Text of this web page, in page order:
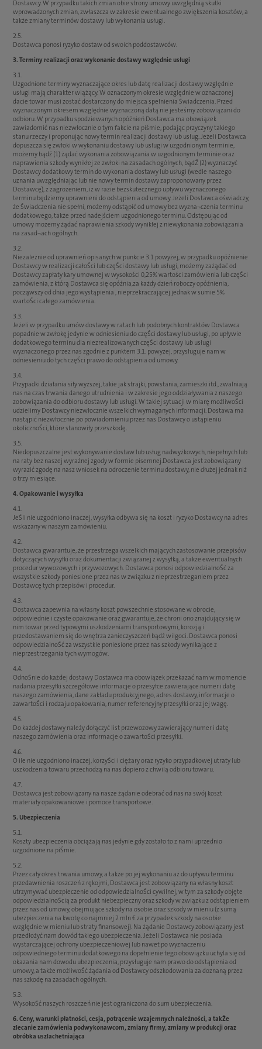
Dostawcy. W przypadku takich zmian obie strony umowy uwzględnią skutki
wprowadzonych zmian, zwłaszcza w zakresie ewentualnego zwiększenia kosztów, a
także zmiany terminów dostawy lub wykonania usługi.
2.5.
Dostawca ponosi ryzyko dostaw od swoich poddostawców.
3. Terminy realizacji oraz wykonanie dostawy względnie usługi
3.1.
Uzgodnione terminy wyznaczające okres lub datę realizacji dostawy względnie
usługi mają charakter wiążący. W oznaczonym okresie względnie w oznaczonej
dacie towar musi zostać dostarczony do miejsca spełnienia Świadczenia. Przed
wyznaczonym okresem względnie wyznaczoną datą nie jesteśmy zobowiązani do
odbioru. W przypadku spodziewanych opóźnień Dostawca ma obowiązek
zawiadomić nas niezwłocznie o tym fakcie na piśmie, podając przyczyny takiego
stanu rzeczy i proponując nowy termin realizacji dostawy lub usług. Jeżeli Dostawca
dopuszcza się zwłoki w wykonaniu dostawy lub usługi w uzgodnionym terminie,
możemy bądź (1) żądać wykonania zobowiązania w uzgodnionym terminie oraz
naprawienia szkody wynikłej ze zwłoki na zasadach ogólnych, bądŹ (2) wyznaczyć
Dostawcy dodatkowy termin do wykonania dostawy lub usługi (wedle naszego
uznania uwzględniając lub nie nowy termin dostawy zaproponowany przez
Dostawcę), z zagrożeniem, iż w razie bezskutecznego upływu wyznaczonego
terminu będziemy uprawnieni do odstąpienia od umowy. Jeżeli Dostawca oświadczy,
że Świadczenia nie spełni, możemy odstąpić od umowy bez wyzna¬czenia terminu
dodatkowego, także przed nadejściem uzgodnionego terminu. Odstępując od
umowy możemy żądać naprawienia szkody wynikłej z niewykonania zobowiązania
na zasad¬ach ogólnych.
3.2.
Niezależnie od uprawnień opisanych w punkcie 3.1 powyżej, w przypadku opóźnienie
Dostawcy w realizacji całoŚci lub częŚci dostawy lub usługi, możemy zażądać od
Dostawcy zapłaty kary umownej w wysokości 0,25% wartości zamówienia lub częŚci
zamówienia, z którą Dostawca się opóźnia,za każdy dzień roboczy opóźnienia,
począwszy od dnia jego wystąpienia , nieprzekraczającej jednak w sumie 5%
wartoŚci całego zamówienia.
3.3.
Jeżeli w przypadku umów dostawy w ratach lub podobnych kontraktów Dostawca
popadnie w zwłokę jedynie w odniesieniu do częŚci dostawy lub usługi, po upływie
dodatkowego terminu dla niezrealizowanych częŚci dostawy lub usługi
wyznaczonego przez nas zgodnie z punktem 3.1. powyżej, przysługuje nam w
odniesieniu do tych częŚci prawo do odstąpienia od umowy.
3.4.
Przypadki działania siły wyższej, takie jak strajki, powstania, zamieszki itd., zwalniają
nas na czas trwania danego utrudnienia i w zakresie jego oddziaływania z naszego
zobowiązania do odbioru dostawy lub usługi. W takiej sytuacji w miarę możliwoŚci
udzielimy Dostawcy niezwłocznie wszelkich wymaganych informacji. Dostawa ma
nastąpić niezwłocznie po powiadomieniu przez nas Dostawcy o ustąpieniu
okolicznoŚci, które stanowiły przeszkodę.
3.5.
Niedopuszczalne jest wykonywanie dostaw lub usług nadwyżkowych, niepełnych lub
na raty bez naszej wyraźnej zgody w formie pisemnej.Dostawca jest zobowiązany
wyrazić zgodę na nasz wniosek na odroczenie terminu dostawy, nie dłużej jednak niż
o trzy miesiące.
4. Opakowanie i wysyłka
4.1.
JeŚli nie uzgodniono inaczej, wysyłka odbywa się na koszt i ryzyko Dostawcy na adres
wskazany w naszym zamówieniu.
4.2.
Dostawca gwarantuje, że przestrzega wszelkich mających zastosowanie przepisów
dotyczących wysyłki oraz dokumentacji związanej z wysyłką, a także ewentualnych
procedur wywozowych i przywozowych. Dostawca ponosi odpowiedzialnoŚć za
wszystkie szkody poniesione przez nas w związku z nieprzestrzeganiem przez
Dostawcę tych przepisów i procedur.
4.3.
Dostawca zapewnia na własny koszt powszechnie stosowane w obrocie,
odpowiednie i czyste opakowanie oraz gwarantuje, że chroni ono znajdujący się w
nim towar przed typowymi uszkodzeniami transportowymi, korozją i
przedostawaniem się do wnętrza zanieczyszczeń bądź wilgoci. Dostawca ponosi
odpowiedzialnoŚć za wszystkie poniesione przez nas szkody wynikające z
nieprzestrzegania tych wymogów.
4.4.
OdnoŚnie do każdej dostawy Dostawca ma obowiązek przekazać nam w momencie
nadania przesyłki szczegółowe informacje o przesyłce zawierające numer i datę
naszego zamówienia, dane zakładu produkcyjnego, adres dostawy, informacje o
zawartoŚci i rodzaju opakowania, numer referencyjny przesyłki oraz jej wagę.
4.5.
Do każdej dostawy należy dołączyć list przewozowy zawierający numer i datę
naszego zamówienia oraz informacje o zawartoŚci przesyłki.
4.6.
O ile nie uzgodniono inaczej, korzyŚci i ciężary oraz ryzyko przypadkowej utraty lub
uszkodzenia towaru przechodzą na nas dopiero z chwilą odbioru towaru.
4.7.
Dostawca jest zobowiązany na nasze żądanie odebrać od nas na swój koszt
materiały opakowaniowe i pomoce transportowe.
5. Ubezpieczenia
5.1.
Koszty ubezpieczenia obciążają nas jedynie gdy zostało to z nami uprzednio
uzgodnione na piŚmie.
5.2.
Przez cały okres trwania umowy, a także po jej wykonaniu aż do upływu terminu
przedawnienia roszczeń z rękojmi, Dostawca jest zobowiązany na własny koszt
utrzymywać ubezpieczenie od odpowiedzialnoŚci cywilnej, w tym za szkody objęte
odpowiedzialnoŚcią za produkt niebezpieczny oraz szkody w związku z odstąpieniem
przez nas od umowy, obejmujące szkody na osobie oraz szkody w mieniu (z sumą
ubezpieczenia na kwotę co najmniej 2 mln € za przypadek szkody na osobie
względnie w mieniu lub straty finansowej). Na żądanie Dostawcy zobowiązany jest
przedłożyć nam dowód takiego ubezpieczenia. Jeżeli Dostawca nie posiada
wystarczającej ochrony ubezpieczeniowej lub nawet po wyznaczeniu
odpowiedniego terminu dodatkowego na dopełnienie tego obowiązku uchyla się od
okazania nam dowodu ubezpieczenia, przysługuje nam prawo do odstąpienia od
umowy, a także możliwoŚć żądania od Dostawcy odszkodowania za doznaną przez
nas szkodę na zasadach ogólnych.
5.3.
WysokoŚć naszych roszczeń nie jest ograniczona do sum ubezpieczenia.
6. Ceny, warunki płatności, cesja, potrącenie wzajemnych należności, a takŻe
zlecanie zamówienia podwykonawcom, zmiany firmy, zmiany w produkcji oraz
obróbka uszlachetniająca